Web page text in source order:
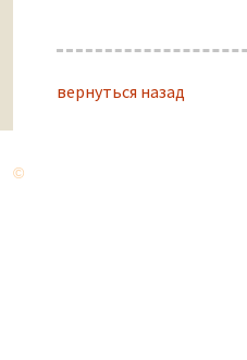
вернуться назад
©